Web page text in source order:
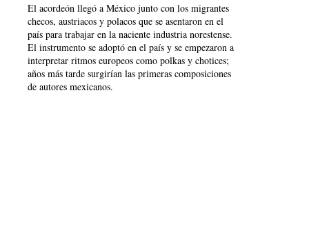
El acordeón llegó a México junto con los migrantes
checos, austriacos y polacos que se asentaron en el
país para trabajar en la naciente industria norestense.
El instrumento se adoptó en el país y se empezaron a
interpretar ritmos europeos como polkas y chotices;
años más tarde surgirían las primeras composiciones
de autores mexicanos.